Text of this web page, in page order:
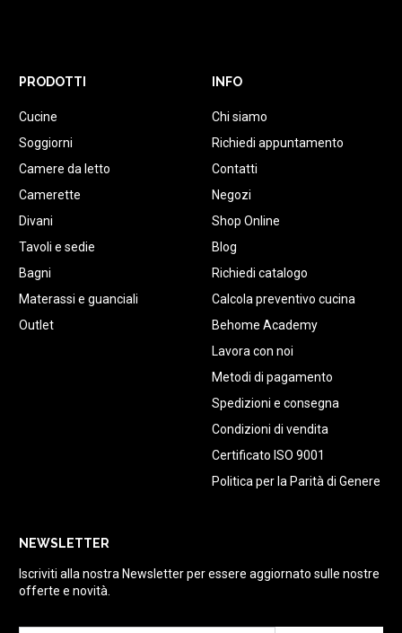
PRODOTTI
Cucine
Soggiorni
Camere da letto
Camerette
Divani
Tavoli e sedie
Bagni
Materassi e guanciali
Outlet
INFO
Chi siamo
Richiedi appuntamento
Contatti
Negozi
Shop Online
Blog
Richiedi catalogo
Calcola preventivo cucina
Behome Academy
Lavora con noi
Metodi di pagamento
Spedizioni e consegna
Condizioni di vendita
Certificato ISO 9001
Politica per la Parità di Genere
NEWSLETTER
Iscriviti alla nostra Newsletter per essere aggiornato sulle nostre
offerte e novità.